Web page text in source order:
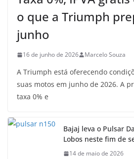
o que a Triumph
junho
16 de junho de 2026 Marcelo Souza
A Triumph está oferecendo
suas motos em junho de 2026. A
taxa 0% e
Bajaj leva o Pulsar
Lobos neste fim de
14 de maio de 2026